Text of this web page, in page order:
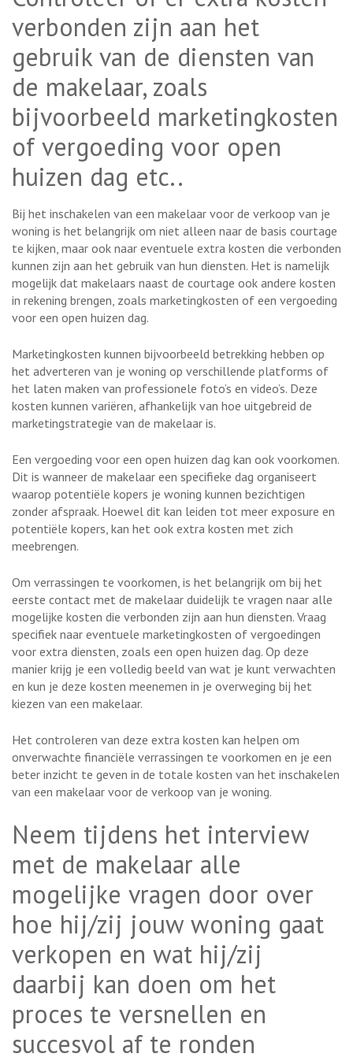
verbonden zijn aan het
gebruik van de diensten van
de makelaar, zoals
bijvoorbeeld marketingkosten
of vergoeding voor open
huizen dag etc..
Bij het inschakelen van een makelaar voor de verkoop van je
woning is het belangrijk om niet alleen naar de basis courtage
te kijken, maar ook naar eventuele extra kosten die verbonden
kunnen zijn aan het gebruik van hun diensten. Het is namelijk
mogelijk dat makelaars naast de courtage ook andere kosten
in rekening brengen, zoals marketingkosten of een vergoeding
voor een open huizen dag.
Marketingkosten kunnen bijvoorbeeld betrekking hebben op
het adverteren van je woning op verschillende platforms of
het laten maken van professionele foto’s en video’s. Deze
kosten kunnen variëren, afhankelijk van hoe uitgebreid de
marketingstrategie van de makelaar is.
Een vergoeding voor een open huizen dag kan ook voorkomen.
Dit is wanneer de makelaar een specifieke dag organiseert
waarop potentiële kopers je woning kunnen bezichtigen
zonder afspraak. Hoewel dit kan leiden tot meer exposure en
potentiële kopers, kan het ook extra kosten met zich
meebrengen.
Om verrassingen te voorkomen, is het belangrijk om bij het
eerste contact met de makelaar duidelijk te vragen naar alle
mogelijke kosten die verbonden zijn aan hun diensten. Vraag
specifiek naar eventuele marketingkosten of vergoedingen
voor extra diensten, zoals een open huizen dag. Op deze
manier krijg je een volledig beeld van wat je kunt verwachten
en kun je deze kosten meenemen in je overweging bij het
kiezen van een makelaar.
Het controleren van deze extra kosten kan helpen om
onverwachte financiële verrassingen te voorkomen en je een
beter inzicht te geven in de totale kosten van het inschakelen
van een makelaar voor de verkoop van je woning.
Neem tijdens het interview
met de makelaar alle
mogelijke vragen door over
hoe hij/zij jouw woning gaat
verkopen en wat hij/zij
daarbij kan doen om het
proces te versnellen en
succesvol af te ronden